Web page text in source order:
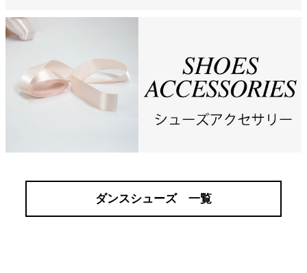
ダンスシューズ 一覧